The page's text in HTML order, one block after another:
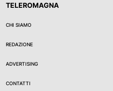
TELEROMAGNA
CHI SIAMO
REDAZIONE
ADVERTISING
CONTATTI